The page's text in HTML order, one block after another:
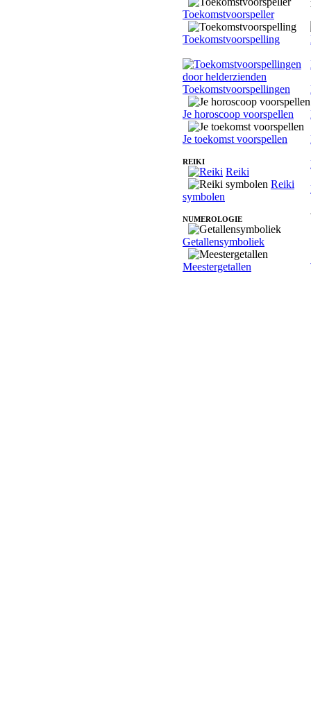
Toekomstvoorspeller
Toekomstvoorspelling
Toekomstvoorspellingen
Je horoscoop voorspellen
Je toekomst voorspellen
REIKI
Reiki
Reiki
symbolen
NUMEROLOGIE
Getallensymboliek
Meestergetallen